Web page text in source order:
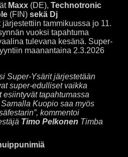
Maxx (DE), Technotronic
(FIN) sekä Dj
tammikuussa jo 11.
vuoksi tapahtuma
tulevana kesänä. Super-
maanantaina 2.3.2026
Super-Ysärit järjestetään
super-edulliset vaikka
tapahtumassa
Kuopio saa myös
kommentoi
Timo Pelkonen Timba